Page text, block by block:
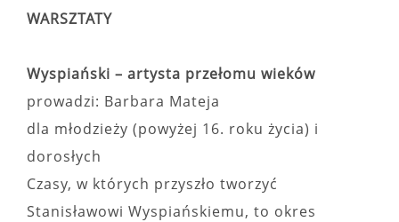
WARSZTATY
Wyspiański – artysta przełomu wieków
prowadzi: Barbara Mateja
dla młodzieży (powyżej 16. roku życia) i
dorosłych
Czasy, w których przyszło tworzyć
Stanisławowi Wyspiańskiemu, to okres